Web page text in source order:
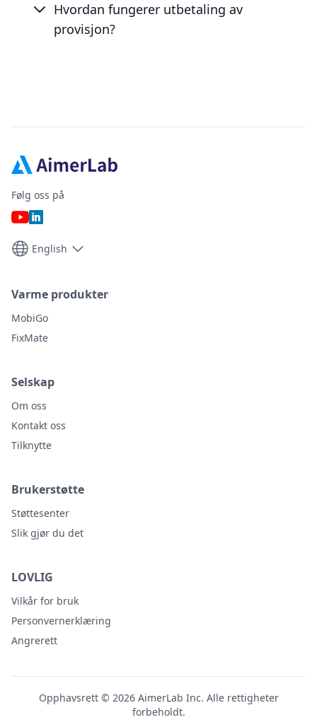
Hvordan fungerer utbetaling av
provisjon?
Følg oss på
English
Varme produkter
MobiGo
FixMate
Selskap
Om oss
Kontakt oss
Tilknytte
Brukerstøtte
Støttesenter
Slik gjør du det
LOVLIG
Vilkår for bruk
Personvernerklæring
Angrerett
Opphavsrett © 2026 AimerLab Inc. Alle rettigheter
forbeholdt.